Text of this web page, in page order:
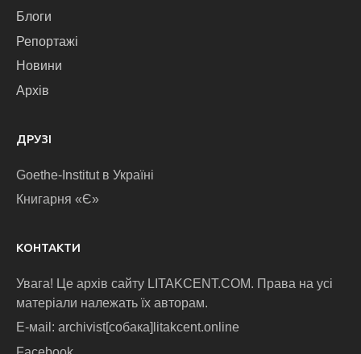
Блоги
Репортажі
Новини
Архів
ДРУЗІ
Goethe-Institut в Україні
Книгарня «Є»
КОНТАКТИ
Увага! Це архів сайту LITAKCENT.COM. Права на усі
матеріали належать їх авторам.
E-маіl: archivist[собака]litakcent.online